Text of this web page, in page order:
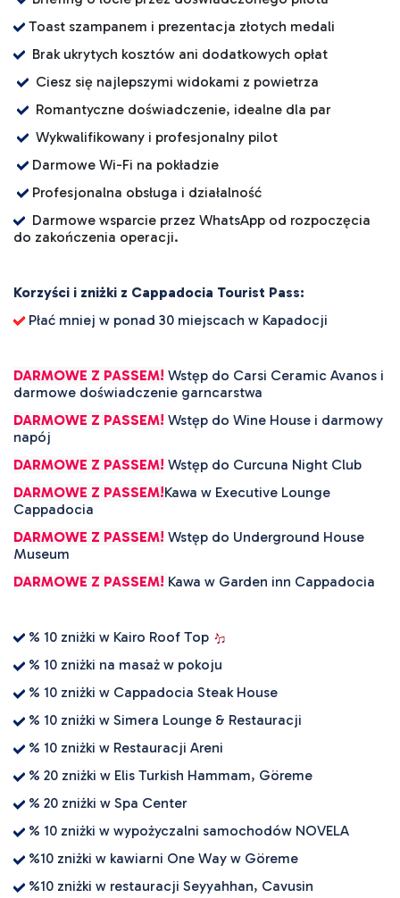
Toast szampanem i prezentacja złotych medali
Brak ukrytych kosztów ani dodatkowych opłat
Ciesz się najlepszymi widokami z powietrza
Romantyczne doświadczenie, idealne dla par
Wykwalifikowany i profesjonalny pilot
Darmowe Wi-Fi na pokładzie
Profesjonalna obsługa i działalność
Darmowe wsparcie przez WhatsApp od rozpoczęcia
do zakończenia operacji.
Korzyści i zniżki z Cappadocia Tourist Pass:
Płać mniej w ponad 30 miejscach w Kapadocji
DARMOWE Z PASSEM! Wstęp do Carsi Ceramic Avanos i
darmowe doświadczenie garncarstwa
DARMOWE Z PASSEM! Wstęp do Wine House i darmowy
napój
DARMOWE Z PASSEM! Wstęp do Curcuna Night Club
DARMOWE Z PASSEM!Kawa w Executive Lounge
Cappadocia
DARMOWE Z PASSEM! Wstęp do Underground House
Museum
DARMOWE Z PASSEM! Kawa w Garden inn Cappadocia
% 10 zniżki w Kairo Roof Top
% 10 zniżki na masaż w pokoju
% 10 zniżki w Cappadocia Steak House
% 10 zniżki w Simera Lounge & Restauracji
% 10 zniżki w Restauracji Areni
% 20 zniżki w Elis Turkish Hammam, Göreme
% 20 zniżki w Spa Center
% 10 zniżki w wypożyczalni samochodów NOVELA
%10 zniżki w kawiarni One Way w Göreme
%10 zniżki w restauracji Seyyahhan, Cavusin